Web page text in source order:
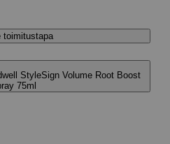
toimitustapa
StyleSign Volume Root Boost
75ml